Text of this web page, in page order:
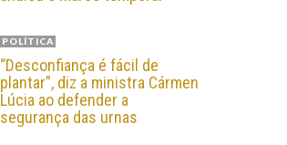
POLÍTICA
“Desconfiança é fácil de
plantar”, diz a ministra Cármen
Lúcia ao defender a
segurança das urnas